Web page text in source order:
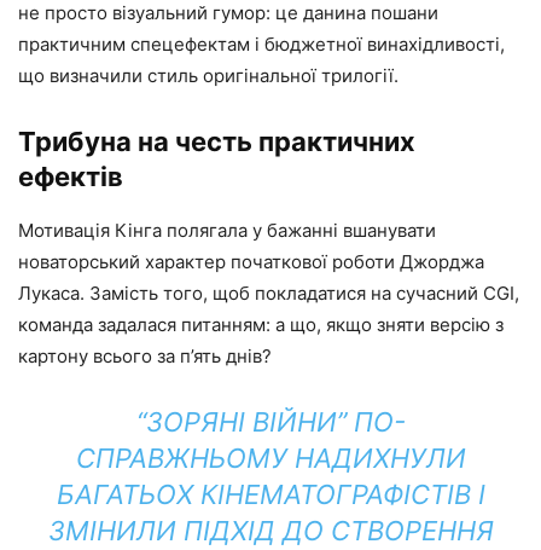
не просто візуальний гумор: це данина пошани
практичним спецефектам і бюджетної винахідливості,
що визначили стиль оригінальної трилогії.
Трибуна на честь практичних
ефектів
Мотивація Кінга полягала у бажанні вшанувати
новаторський характер початкової роботи Джорджа
Лукаса. Замість того, щоб покладатися на сучасний CGI,
команда задалася питанням: а що, якщо зняти версію з
картону всього за п’ять днів?
“ЗОРЯНІ ВІЙНИ” ПО-
СПРАВЖНЬОМУ НАДИХНУЛИ
БАГАТЬОХ КІНЕМАТОГРАФІСТІВ І
ЗМІНИЛИ ПІДХІД ДО СТВОРЕННЯ